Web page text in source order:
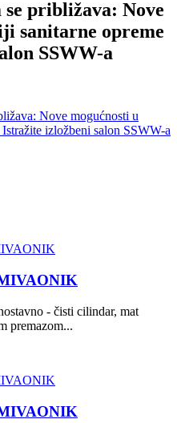
se približava: Nove
sanitarne opreme
SSWW-a
Nove mogućnosti u
izložbeni salon SSWW-a
- čisti cilindar, mat
premazom...